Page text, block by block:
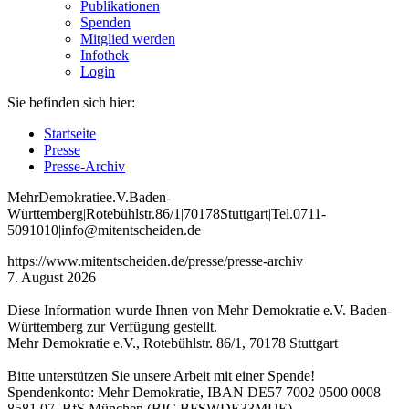
Publikationen
Spenden
Mitglied werden
Infothek
Login
Sie befinden sich hier:
Startseite
Presse
Presse-Archiv
MehrDemokratiee.V.Baden-
Württemberg|Rotebühlstr.86/1 |70178Stuttgart|Tel.0711-
5091010|info@mitentscheiden.de
https://www.mitentscheiden.de/presse/presse-archiv
7. August 2026
Diese Information wurde Ihnen von Mehr Demokratie e.V. Baden-
Württemberg zur Verfügung gestellt.
Mehr Demokratie e.V., Rotebühlstr. 86/1, 70178 Stuttgart
Bitte unterstützen Sie unsere Arbeit mit einer Spende!
Spendenkonto: Mehr Demokratie, IBAN DE57 7002 0500 0008